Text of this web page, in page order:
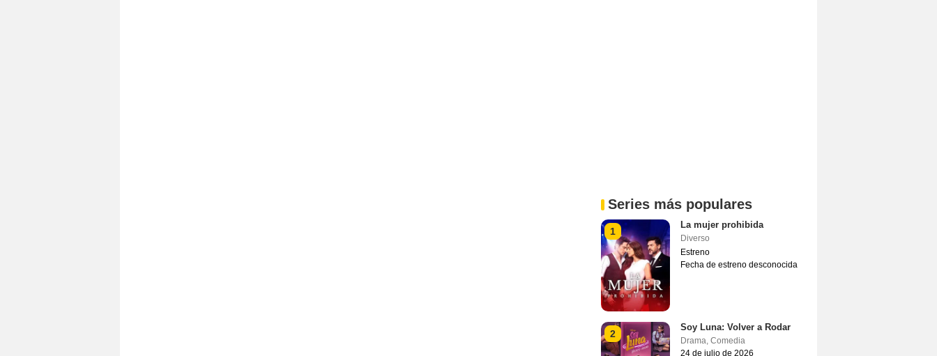
Series más populares
1
La mujer prohibida
Diverso
Estreno
Fecha de estreno desconocida
2
Soy Luna: Volver a Rodar
Drama, Comedia
24 de julio de 2026